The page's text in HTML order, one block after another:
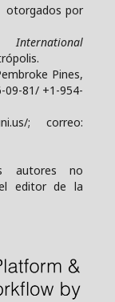
otorgados por
International
Pines,
09-81/ +1-954-
; correo:
autores no
editor de la